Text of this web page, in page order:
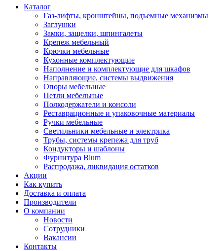
Каталог
Газ-лифты, кронштейны, подъемные механизмы
Заглушки
Замки, защелки, шпингалеты
Крепеж мебельный
Крючки мебельные
Кухонные комплектующие
Наполнение и комплектующие для шкафов
Направляющие, системы выдвижения
Опоры мебельные
Петли мебельные
Полкодержатели и консоли
Реставрационные и упаковочные материалы
Ручки мебельные
Светильники мебельные и электрика
Трубы, системы крепежа для труб
Кондукторы и шаблоны
Фурнитура Blum
Распродажа, ликвидация остатков
Акции
Как купить
Доставка и оплата
Производители
О компании
Новости
Сотрудники
Вакансии
Контакты